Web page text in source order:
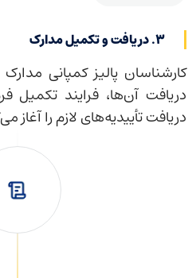
۳. دریافت و تکمیل مدارک
کارشناسان پالیز کمپانی
دریافت آن‌ها، فرایند تکمیل
دریافت تأییدیه‌های لازم را آغاز